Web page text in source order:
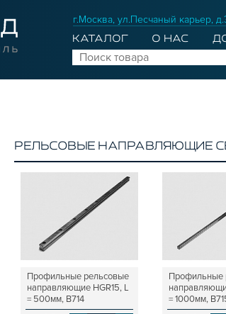
г.Москва, ул.Песчаный карьер,
КАТАЛОГ О НАС
РЕЛЬСОВЫЕ НАПРАВЛЯЮЩИЕ
Профильные рельсовые
направляющие HGR15, L
= 500мм, B714
Профильные
= 1000мм,